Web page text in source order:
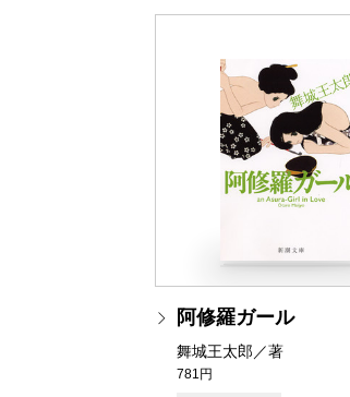
阿修羅ガール
舞城王太郎／著
781円